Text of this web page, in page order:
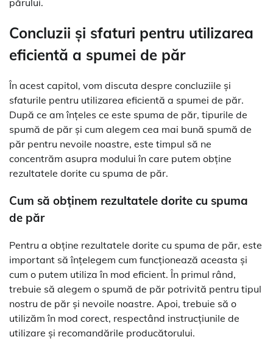
părului.
Concluzii și sfaturi pentru utilizarea
eficientă a spumei de păr
În acest capitol, vom discuta despre concluziile și
sfaturile pentru utilizarea eficientă a spumei de păr.
După ce am înțeles ce este spuma de păr, tipurile de
spumă de păr și cum alegem cea mai bună spumă de
păr pentru nevoile noastre, este timpul să ne
concentrăm asupra modului în care putem obține
rezultatele dorite cu spuma de păr.
Cum să obținem rezultatele dorite cu spuma
de păr
Pentru a obține rezultatele dorite cu spuma de păr, este
important să înțelegem cum funcționează aceasta și
cum o putem utiliza în mod eficient. În primul rând,
trebuie să alegem o spumă de păr potrivită pentru tipul
nostru de păr și nevoile noastre. Apoi, trebuie să o
utilizăm în mod corect, respectând instrucțiunile de
utilizare și recomandările producătorului.